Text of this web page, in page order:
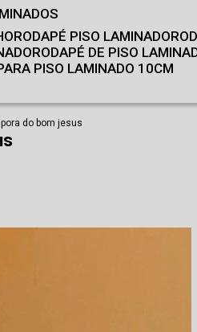
RODAPÉ PISO LAMINADO
RODAPÉ DE PISO
PISO LAMINADO 10CM
do bom jesus